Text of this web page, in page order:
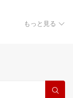
もっと見る